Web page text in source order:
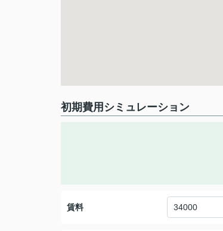
初期費用シミュレーション
賃料